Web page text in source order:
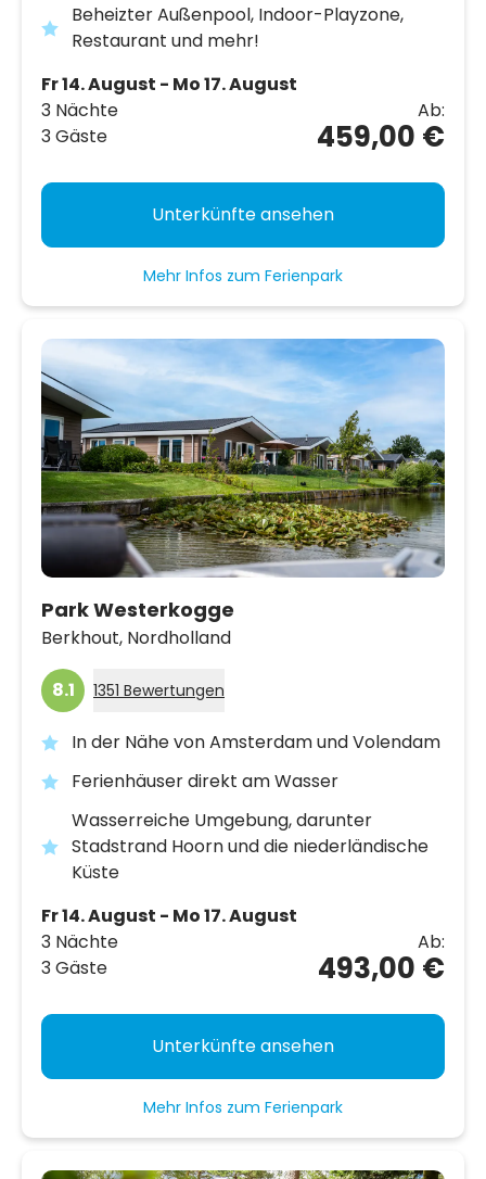
Beheizter Außenpool, Indoor-Playzone,
Restaurant und mehr!
Fr 14. August - Mo 17. August
3 Nächte
3 Gäste
Ab:
459,00 €
Unterkünfte ansehen
Mehr Infos zum Ferienpark
Park Westerkogge
Berkhout, Nordholland
8.1 1351 Bewertungen
In der Nähe von Amsterdam und Volendam
Ferienhäuser direkt am Wasser
Wasserreiche Umgebung, darunter
Stadstrand Hoorn und die niederländische
Küste
Fr 14. August - Mo 17. August
3 Nächte
3 Gäste
Ab:
493,00 €
Unterkünfte ansehen
Mehr Infos zum Ferienpark